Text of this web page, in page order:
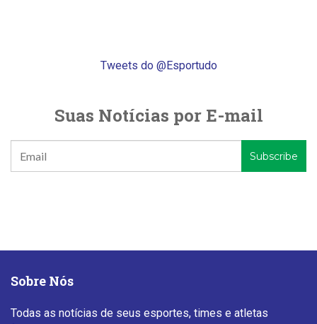
Tweets do @Esportudo
Suas Notícias por E-mail
Sobre Nós
Todas as notícias de seus esportes, times e atletas